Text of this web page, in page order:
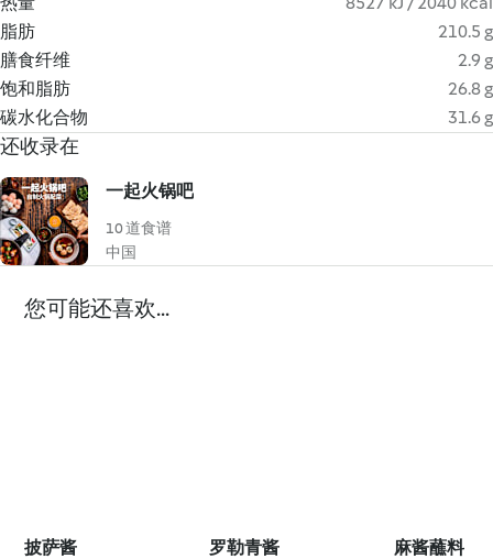
脂肪
210.5 g
膳食纤维
2.9 g
饱和脂肪
26.8 g
碳水化合物
31.6 g
还收录在
一起火锅吧
10 道食谱
中国
您可能还喜欢...
披萨酱 罗勒青酱 麻酱蘸料